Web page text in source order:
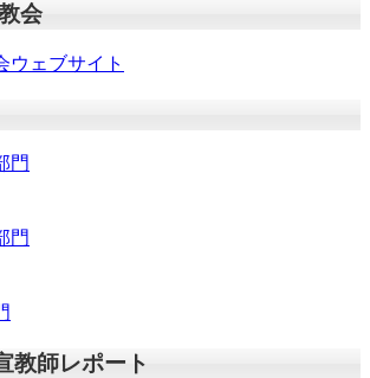
会
ウェブサイト
門
門
教師レポート